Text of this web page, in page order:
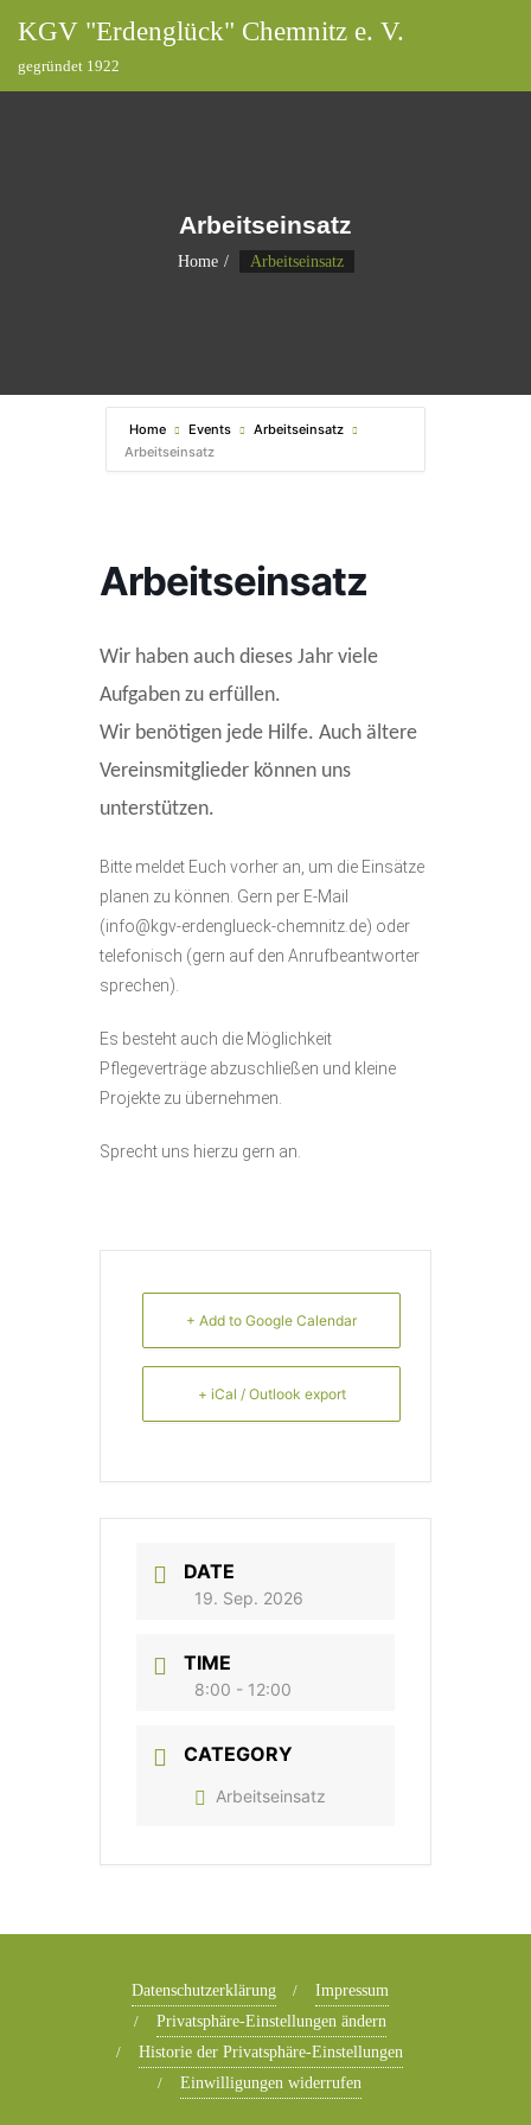
KGV "Erdenglück" Chemnitz e. V.
gegründet 1922
Arbeitseinsatz
Home Arbeitseinsatz
Home Events
Arbeitseinsatz
Arbeitseinsatz
Arbeitseinsatz
Wir haben auch dieses Jahr viele
Aufgaben zu erfüllen.
Wir benötigen jede Hilfe. Auch ältere
Vereinsmitglieder können uns
unterstützen.
Bitte meldet Euch vorher an, um die Einsätze
planen zu können. Gern per E-Mail
(info@kgv-erdenglueck-chemnitz.de) oder
telefonisch (gern auf den Anrufbeantworter
sprechen).
Es besteht auch die Möglichkeit
Pflegeverträge abzuschließen und kleine
Projekte zu übernehmen.
Sprecht uns hierzu gern an.
+ Add to Google Calendar
+ iCal / Outlook export
DATE
19. Sep. 2026
TIME
8:00 - 12:00
CATEGORY
Arbeitseinsatz
Datenschutzerklärung
Impressum
Privatsphäre-Einstellungen ändern
Historie der Privatsphäre-Einstellungen
Einwilligungen widerrufen